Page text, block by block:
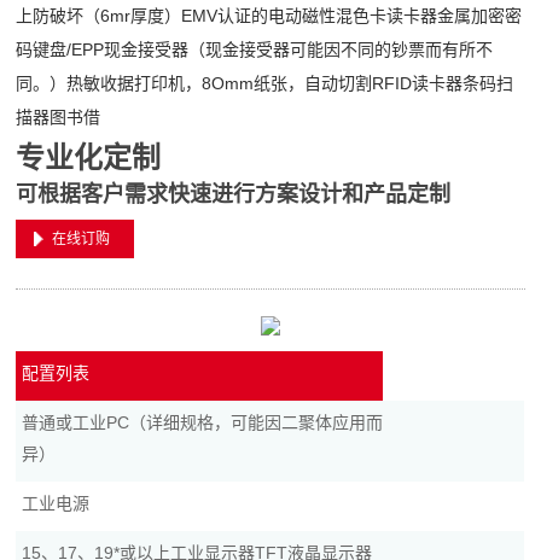
上防破坏（6mr厚度）EMV认证的电动磁性混色卡读卡器金属加密密
码键盘/EPP现金接受器（现金接受器可能因不同的钞票而有所不
同。）热敏收据打印机，8Omm纸张，自动切割RFID读卡器条码扫
描器图书借
专业化定制
可根据客户需求快速进行方案设计和产品定制
在线订购
配置列表
普通或工业PC（详细规格，可能因二聚体应用而
异）
工业电源
15、17、19*或以上工业显示器TFT液晶显示器